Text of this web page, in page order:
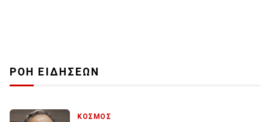
ΡΟΗ ΕΙΔΗΣΕΩΝ
ΚΟΣΜΟΣ